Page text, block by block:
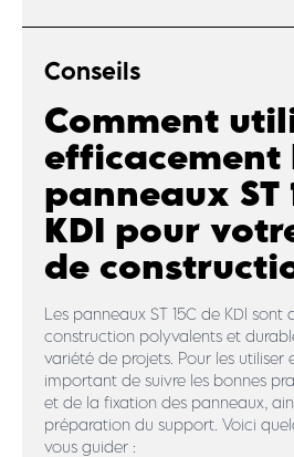
Conseils
Comment
efficacement
panneaux ST
KDI pour
de
Les panneaux ST 15C de KDI
construction polyvalents et
variété de projets. Pour les utiliser
important de suivre les bonnes
et de la fixation des panneaux,
préparation du support. Voici
vous guider :